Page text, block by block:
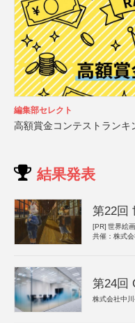
編集部セレクト
高額賞金コンテストランキ
結果発表
第22回
[PR] 世界絵
共催：株式
第24回
株式会社中